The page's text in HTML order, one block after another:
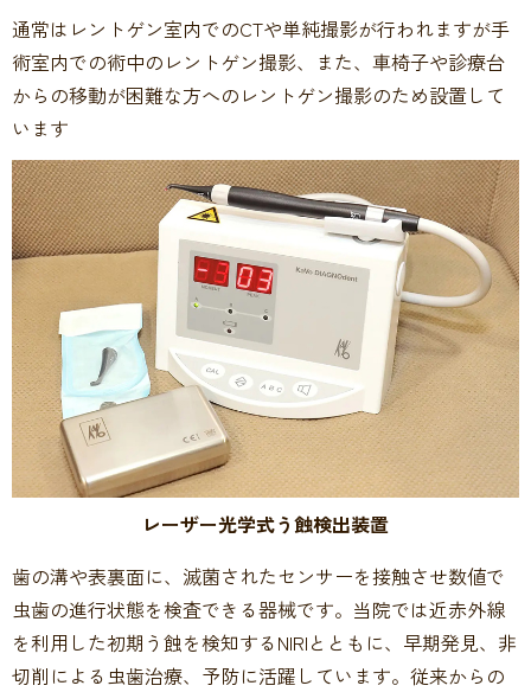
通常はレントゲン室内でのCTや単純撮影が行われますが手
術室内での術中のレントゲン撮影、また、車椅子や診療台
からの移動が困難な方へのレントゲン撮影のため設置して
います
レーザー光学式う蝕検出装置
歯の溝や表裏面に、滅菌されたセンサーを接触させ数値で
虫歯の進行状態を検査できる器械です。当院では近赤外線
を利用した初期う蝕を検知するNIRIとともに、早期発見、非
切削による虫歯治療、予防に活躍しています。従来からの